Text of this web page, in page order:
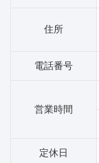
住所
電話番号
営業時間
定休日